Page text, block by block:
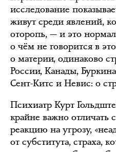
исследование
живут среди явлений,
оторопь, — и это
о чём не говорится в
о материи, одинаково
России, Канады,
Сент-Китс и Невис: о
Психиатр Курт
крайне важно отличать
реакцию на угрозу,
от субститута, страха,